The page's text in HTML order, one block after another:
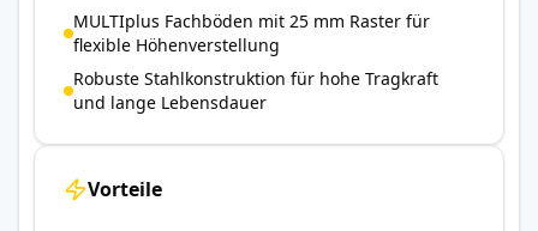
MULTIplus Fachböden mit 25 mm Raster für
flexible Höhenverstellung
Robuste Stahlkonstruktion für hohe Tragkraft
und lange Lebensdauer
Vorteile